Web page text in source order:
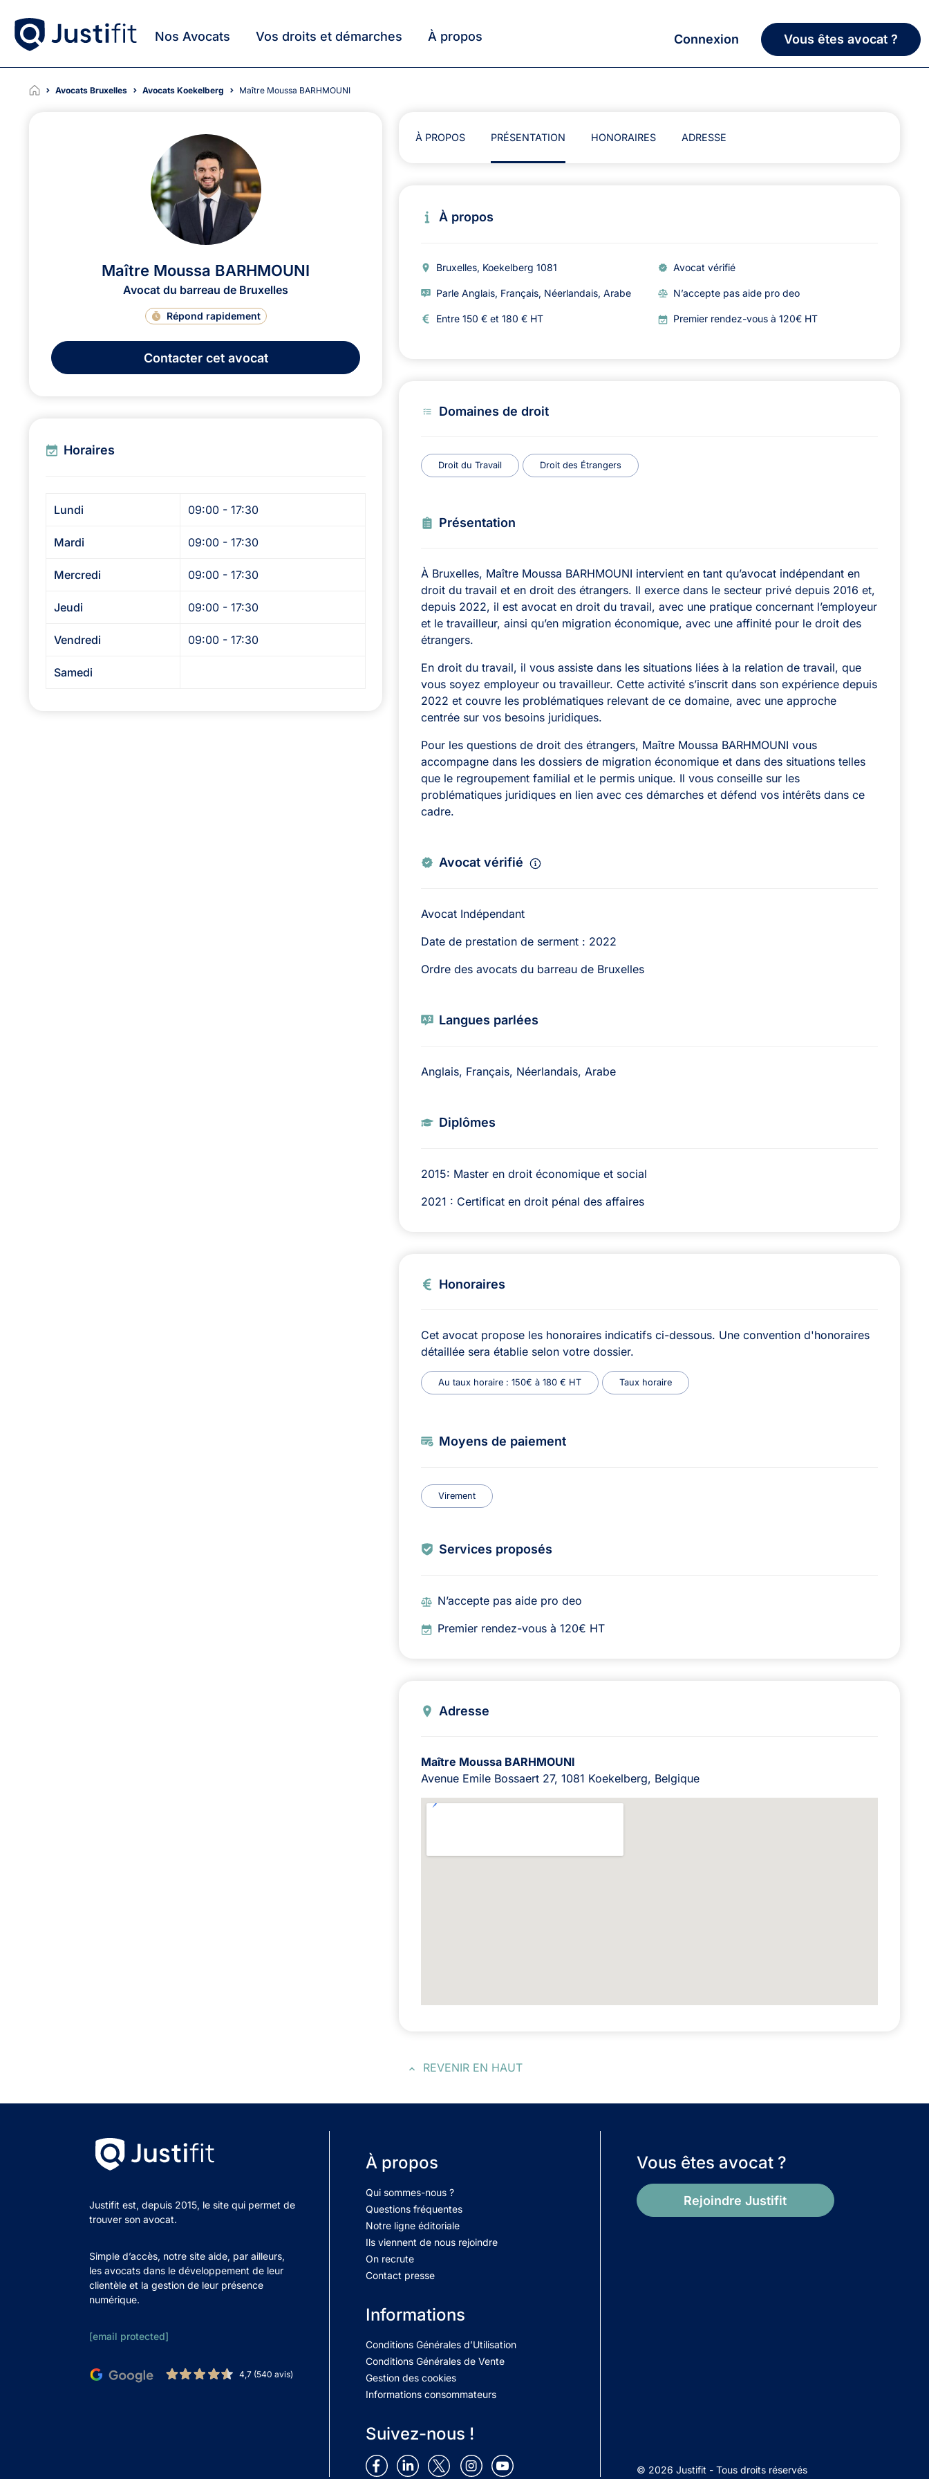
Nos Avocats Vos droits et démarches À propos Connexion Vous êtes avocat ?
Avocats Bruxelles Avocats Koekelberg Maître Moussa BARHMOUNI
Maître Moussa BARHMOUNI
Avocat du barreau de Bruxelles
Répond rapidement
Contactercet avocat
Horaires
Lundi 09:00 - 17:30
Mardi 09:00 - 17:30
Mercredi 09:00 - 17:30
Jeudi 09:00 - 17:30
Vendredi 09:00 - 17:30
Samedi
À PROPOS PRÉSENTATION HONORAIRES ADRESSE
À propos
Bruxelles, Koekelberg 1081 Avocat vérifié
Parle Anglais, Français, Néerlandais, Arabe N’accepte pas aide pro deo
Entre 150 € et 180 € HT Premier rendez-vous à 120€ HT
Domaines de droit
Droit du Travail Droit des Étrangers
Présentation
À Bruxelles, Maître Moussa BARHMOUNI intervient en tant qu’avocat indépendant en
droit du travail et en droit des étrangers. Il exerce dans le secteur privé depuis 2016 et,
depuis 2022, il est avocat en droit du travail, avec une pratique concernant l’employeur
et le travailleur, ainsi qu’en migration économique, avec une affinité pour le droit des
étrangers.
En droit du travail, il vous assiste dans les situations liées à la relation de travail, que
vous soyez employeur ou travailleur. Cette activité s’inscrit dans son expérience depuis
2022 et couvre les problématiques relevant de ce domaine, avec une approche
centrée sur vos besoins juridiques.
Pour les questions de droit des étrangers, Maître Moussa BARHMOUNI vous
accompagne dans les dossiers de migration économique et dans des situations telles
que le regroupement familial et le permis unique. Il vous conseille sur les
problématiques juridiques en lien avec ces démarches et défend vos intérêts dans ce
cadre.
Avocat vérifié
Avocat Indépendant
Date de prestation de serment : 2022
Ordre des avocats du barreau de Bruxelles
Langues parlées
Anglais, Français, Néerlandais, Arabe
Diplômes
2015: Master en droit économique et social
2021 : Certificat en droit pénal des affaires
Honoraires
Cet avocat propose les honoraires indicatifs ci-dessous. Une convention d'honoraires
détaillée sera établie selon votre dossier.
Au taux horaire : 150€ à 180 € HT Taux horaire
Moyens de paiement
Virement
Services proposés
N’accepte pas aide pro deo
Premier rendez-vous à 120€ HT
Adresse
Maître Moussa BARHMOUNI
Avenue Emile Bossaert 27, 1081 Koekelberg, Belgique
REVENIR EN HAUT
Justifit est, depuis 2015, le site qui permet de
trouver son avocat.
Simple d’accès, notre site aide, par ailleurs,
les avocats dans le développement de leur
clientèle et la gestion de leur présence
numérique.
[email protected]
4,7 (540 avis)
À propos
Qui sommes-nous ?
Questions fréquentes
Notre ligne éditoriale
Ils viennent de nous rejoindre
On recrute
Contact presse
Informations
Conditions Générales d’Utilisation
Conditions Générales de Vente
Gestion des cookies
Informations consommateurs
Suivez-nous !
Vous êtes avocat ?
Rejoindre Justifit
© 2026 Justifit - Tous droits réservés